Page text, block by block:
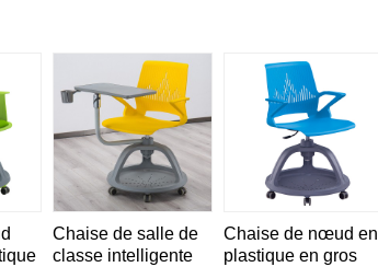
Chaise de salle de
classe intelligente
Chaise de nœud en
plastique en gros